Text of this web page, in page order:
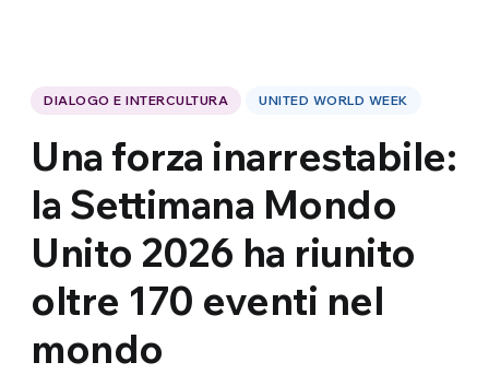
DIALOGO E INTERCULTURA UNITED WORLD WEEK
Una forza inarrestabile:
la Settimana Mondo
Unito 2026 ha riunito
oltre 170 eventi nel
mondo